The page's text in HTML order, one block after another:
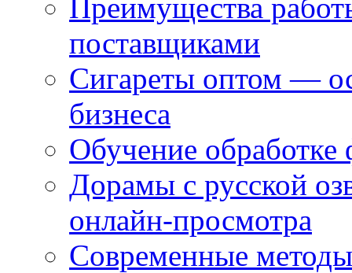
Преимущества
поставщиками
Сигареты оптом —
бизнеса
Обучение
Дорамы с русской
онлайн-просмотра
Современные